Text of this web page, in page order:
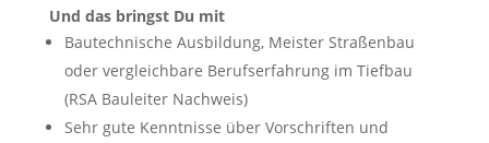
Und das bringst Du mit
Bautechnische Ausbildung, Meister Straßenbau
oder vergleichbare Berufserfahrung im Tiefbau
(RSA Bauleiter Nachweis)
Sehr gute Kenntnisse über Vorschriften und